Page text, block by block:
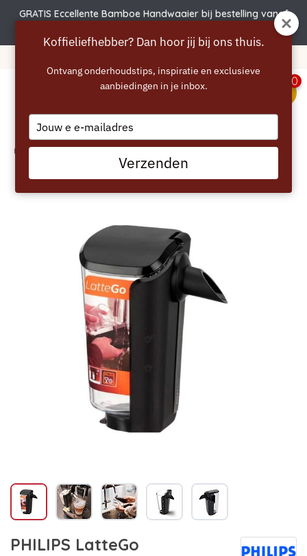
GRATIS Eccellente Bamboe Handwaaier bij bestelling vanaf
0
Home
PHILIPS LatteGo
Koffieliefhebber? Dan hoor jij bij ons thuis.
Ontvang onderhoudstips, inspiratie en exclusieve
aanbiedingen in je inbox.
Type
your
email
Verzenden